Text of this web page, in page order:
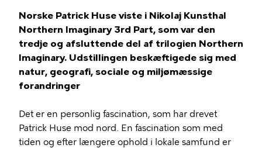
Norske Patrick Huse viste i Nikolaj Kunsthal
Northern Imaginary 3rd Part, som var den
tredje og afsluttende del af trilogien Northern
Imaginary. Udstillingen beskæftigede sig med
natur, geografi, sociale og miljømæssige
forandringer
Det er en personlig fascination, som har drevet
Patrick Huse mod nord. En fascination som med
tiden og efter længere ophold i lokale samfund er